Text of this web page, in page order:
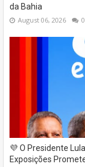
da Bahia
August 06, 2026 0
💜 O Presidente
Exposições